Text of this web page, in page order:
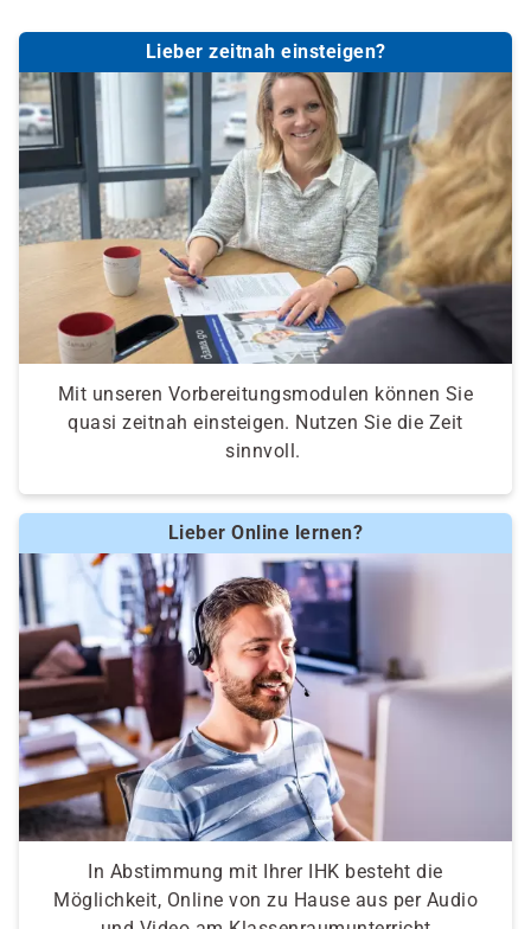
Lieber zeitnah einsteigen?
Mit unseren Vorbereitungsmodulen können Sie
quasi zeitnah einsteigen. Nutzen Sie die Zeit
sinnvoll.
Lieber Online lernen?
In Abstimmung mit Ihrer IHK besteht die
Möglichkeit, Online von zu Hause aus per Audio